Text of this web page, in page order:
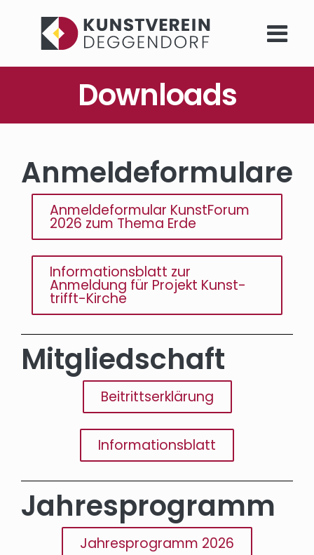
Downloads
Anmelde­formulare
Anmeldeformular KunstForum
2026 zum Thema Erde
Informationsblatt zur
Anmeldung für Projekt Kunst-
trifft-Kirche
Mitgliedschaft
Beitrittserklärung
Informationsblatt
Jahres­programm
Jahresprogramm 2026